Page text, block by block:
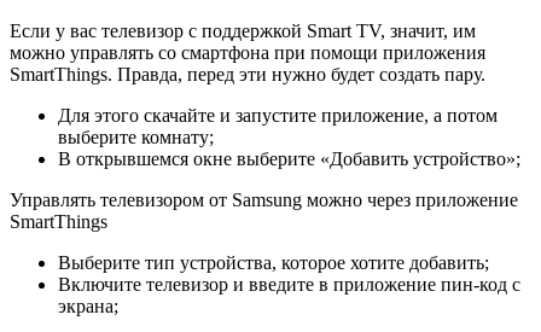
Если у вас телевизор с поддержкой Smart TV, значит, им
можно управлять со смартфона при помощи приложения
SmartThings. Правда, перед эти нужно будет создать пару.
Для этого скачайте и запустите приложение, а потом
выберите комнату;
В открывшемся окне выберите «Добавить устройство»;
Управлять телевизором от Samsung можно через приложение
SmartThings
Выберите тип устройства, которое хотите добавить;
Включите телевизор и введите в приложение пин-код с
экрана;